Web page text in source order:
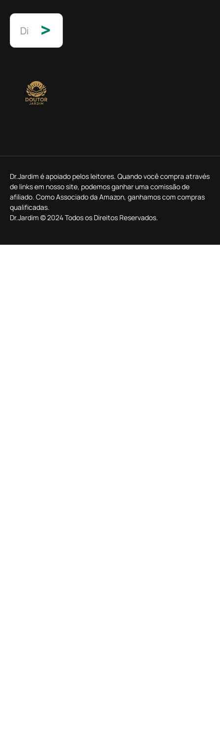
>
Dr.Jardim é apoiado pelos leitores. Quando você compra através
de links em nosso site, podemos ganhar uma comissão de
afiliado. Como Associado da Amazon, ganhamos com compras
qualificadas.
Dr.Jardim © 2024 Todos os Direitos Reservados.